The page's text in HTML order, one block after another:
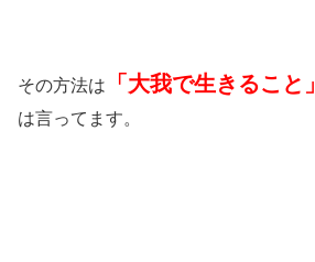
その方法は 「大我で生きること」
は言ってます。